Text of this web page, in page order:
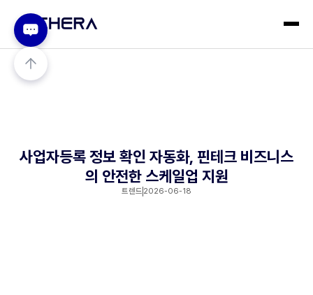
사업자등록 정보 확인 자동화, 핀테크 비즈니스
의 안전한 스케일업 지원
트렌드 2026-06-18